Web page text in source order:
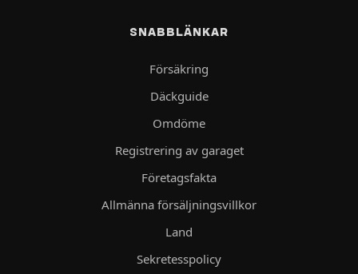
SNABBLÄNKAR
Försäkring
Däckguide
Omdöme
Registrering av garaget
Företagsfakta
Allmänna försäljningsvillkor
Land
Sekretesspolicy